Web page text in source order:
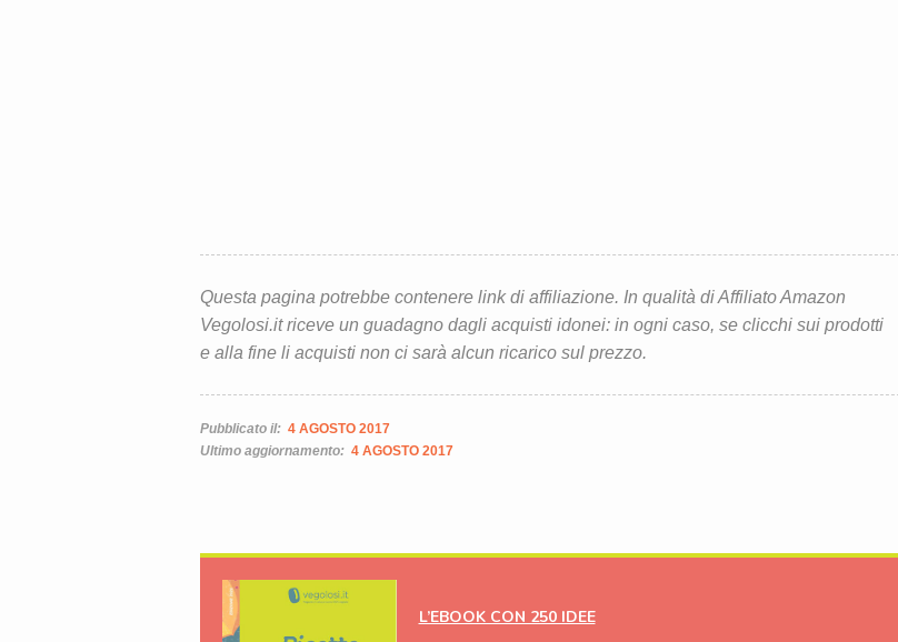
Questa pagina potrebbe contenere link di affiliazione. In qualità di Affiliato Amazon
Vegolosi.it riceve un guadagno dagli acquisti idonei: in ogni caso, se clicchi sui prodotti
e alla fine li acquisti non ci sarà alcun ricarico sul prezzo.
Pubblicato il: 4 AGOSTO 2017
Ultimo aggiornamento: 4 AGOSTO 2017
L’EBOOK CON 250 IDEE